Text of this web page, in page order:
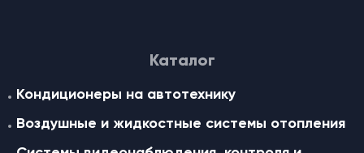
Каталог
Кондиционеры на автотехнику
Воздушные и жидкостные cистемы отопления